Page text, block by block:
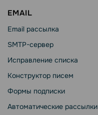
EMAIL
Email рассылка
SMTP-сервер
Исправление списка
Конструктор писем
Формы подписки
Автоматические рассылки